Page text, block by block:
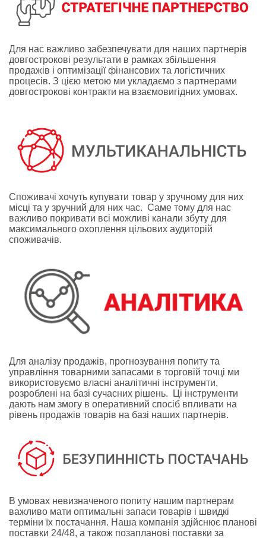
Для нас важливо забезпечувати для наших партнерів
довгострокові результати в рамках збільшення
продажів і оптимізації фінансових та логістичних
процесів. З цією метою ми укладаємо з партнерами
довгострокові контракти на взаємовигідних умовах.
Споживачі хочуть купувати товар у зручному для них
місці та у зручний для них час. Саме тому для нас
важливо покривати всі можливі канали збуту для
максимального охоплення цільових аудиторій
споживачів.
Для аналізу продажів, прогнозування попиту та
управління товарними запасами в торговій точці ми
використовуємо власні аналітичні інструменти,
розроблені на базі сучасних рішень. Ці інструменти
дають нам змогу в оперативний спосіб впливати на
рівень продажів товарів на базі наших партнерів.
В умовах невизначеного попиту нашим партнерам
важливо мати оптимальні запаси товарів і швидкі
терміни їх постачання. Наша компанія здійснює планові
поставки 24/48, а також позапланові поставки за